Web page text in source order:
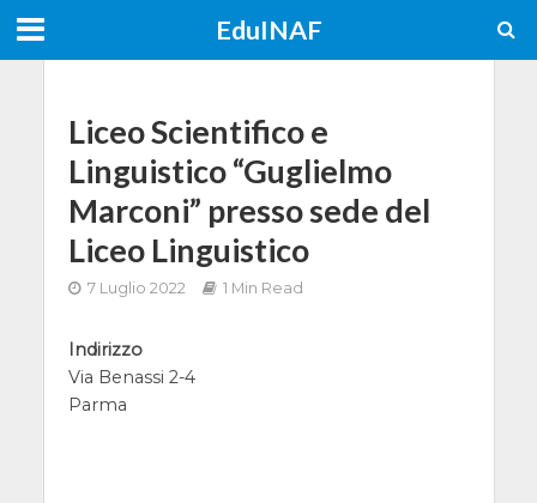
EduINAF
Liceo Scientifico e
Linguistico “Guglielmo
Marconi” presso sede del
Liceo Linguistico
7 Luglio 2022 1 Min Read
Indirizzo
Via Benassi 2-4
Parma